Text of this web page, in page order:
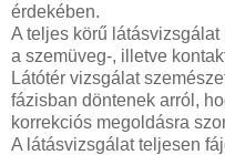
érdekében.
A teljes körű
a szemüveg-, illetve
Látótér vizsgálat
fázisban döntenek arról,
korrekciós megoldásra
A látásvizsgálat teljesen